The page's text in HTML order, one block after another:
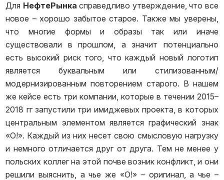
Для НефтеРынка справедливо утверждение, что все
новое – хорошо забытое старое. Также мы уверены,
что многие формы и образы так или иначе
существовали в прошлом, а значит потенциально
есть высокий риск того, что каждый новый логотип
является буквальным или стилизованным/
модернизированным повторением старого. В нашем
же кейсе есть три компании, которые в течении 2015–
2018 гг запустили три имиджевых проекта, в которых
центральным элементом является графический знак
«О!». Каждый из них несет свою смысловую нагрузку
и немного отличается друг от друга. Тем не менее у
польских коллег на этой почве возник конфликт, и они
решили выяснить, а чье же «О!» – оригинал, а чье –